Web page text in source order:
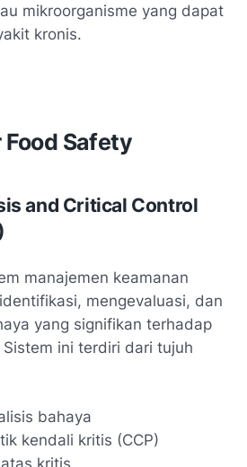
mikroorganisme yang dapat
kronis.
Safety
and Critical Control
manajemen keamanan
mengevaluasi, dan
yang signifikan terhadap
ini terdiri dari tujuh
bahaya
kendali kritis (CCP)
kritis